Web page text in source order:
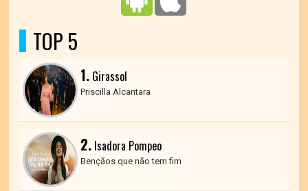
TOP 5
1. Girassol
Priscilla Alcantara
2. Isadora Pompeo
Bençãos que não tem fim